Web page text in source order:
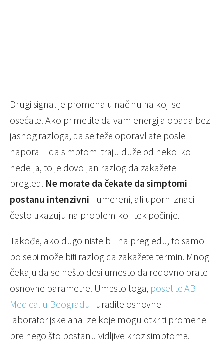
Drugi signal je promena u načinu na koji se
osećate. Ako primetite da vam energija opada bez
jasnog razloga, da se teže oporavljate posle
napora ili da simptomi traju duže od nekoliko
nedelja, to je dovoljan razlog da zakažete
pregled. Ne morate da čekate da simptomi
postanu intenzivni– umereni, ali uporni znaci
često ukazuju na problem koji tek počinje.
Takođe, ako dugo niste bili na pregledu, to samo
po sebi može biti razlog da zakažete termin. Mnogi
čekaju da se nešto desi umesto da redovno prate
osnovne parametre. Umesto toga, posetite AB
Medical u Beogradu i uradite osnovne
laboratorijske analize koje mogu otkriti promene
pre nego što postanu vidljive kroz simptome.